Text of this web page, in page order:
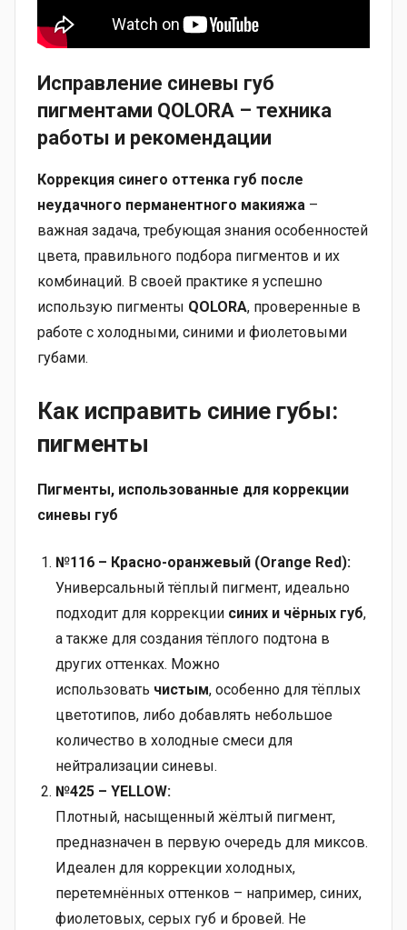
Исправление синевы губ
пигментами QOLORA – техника
работы и рекомендации
Коррекция синего оттенка губ после
неудачного перманентного макияжа –
важная задача, требующая знания особенностей
цвета, правильного подбора пигментов и их
комбинаций. В своей практике я успешно
использую пигменты QOLORA, проверенные в
работе с холодными, синими и фиолетовыми
губами.
Как исправить синие губы:
пигменты
Пигменты, использованные для коррекции
синевы губ
№116 – Красно-оранжевый (Orange Red):
Универсальный тёплый пигмент, идеально
подходит для коррекции синих и чёрных губ,
а также для создания тёплого подтона в
других оттенках. Можно
использовать чистым, особенно для тёплых
цветотипов, либо добавлять небольшое
количество в холодные смеси для
нейтрализации синевы.
№425 – YELLOW:
Плотный, насыщенный жёлтый пигмент,
предназначен в первую очередь для миксов.
Идеален для коррекции холодных,
перетемнённых оттенков – например, синих,
фиолетовых, серых губ и бровей. Не